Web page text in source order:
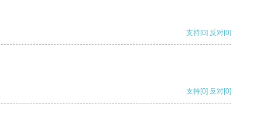
支持[0] 反对[0]
支持[0] 反对[0]